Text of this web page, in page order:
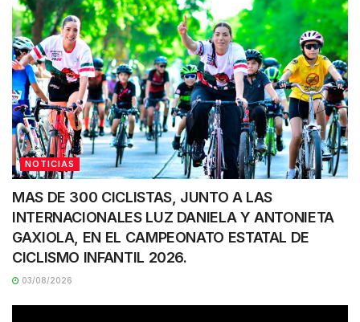
NOTICIAS
MAS DE 300 CICLISTAS, JUNTO A LAS
INTERNACIONALES LUZ DANIELA Y ANTONIETA
GAXIOLA, EN EL CAMPEONATO ESTATAL DE
CICLISMO INFANTIL 2026.
03/08/2026